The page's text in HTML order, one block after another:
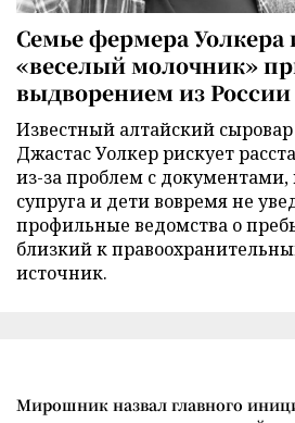
Семье фермера Уолкера
«веселый молочник»
выдворением из России
Известный алтайский
Джастас Уолкер рискует
из-за проблем с документами,
супруга и дети вовремя не
профильные ведомства о
близкий к
источник.
Мирошник назвал главного